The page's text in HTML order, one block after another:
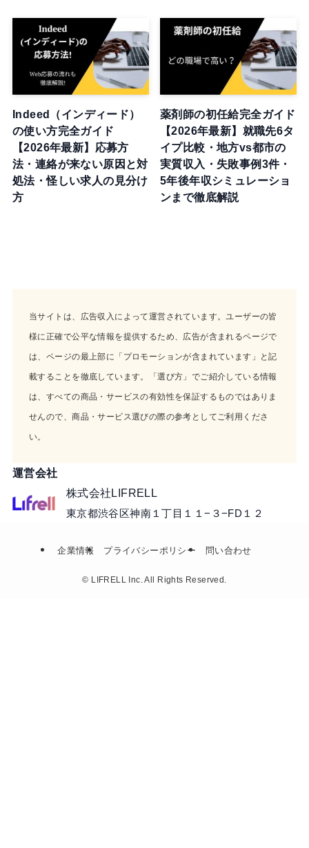
Indeed（インディード）
の使い方完全ガイド
【2026年最新】応募方
法・連絡が来ない原因と対
処法・怪しい求人の見分け
方
薬剤師の初任給完全ガイド
【2026年最新】就職先6タ
イプ比較・地方vs都市の
実質収入・失敗事例3件・
5年後年収シミュレーショ
ンまで徹底解説
当サイトは、広告収入によって運営されています。ユーザーの皆
様に正確で公平な情報を提供するため、広告が含まれるページで
は、ページの最上部に「プロモーションが含まれています」と記
載することを徹底しています。「選び方」でご紹介している情報
は、すべての商品・サービスの有効性を保証するものではありま
せんので、商品・サービス選びの際の参考としてご利用くださ
い。
運営会社
株式会社LIFRELL
東京都渋谷区神南１丁目１１−３−FD１２
企業情報 プライバシーポリシー 問い合わせ
© LIFRELL Inc. All Rights Reserved.